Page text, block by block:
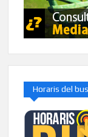
Horaris del